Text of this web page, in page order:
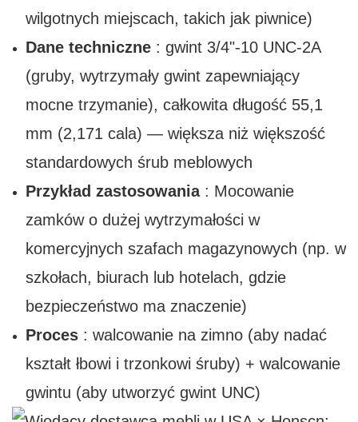
wilgotnych miejscach, takich jak piwnice)
Dane techniczne: gwint 3/4"-10 UNC-2A
(gruby, wytrzymały gwint zapewniający
mocne trzymanie), całkowita długość 55,1
mm (2,171 cala) — większa niż większość
standardowych śrub meblowych
Przykład zastosowania: Mocowanie
zamków o dużej wytrzymałości w
komercyjnych szafach magazynowych (np. w
szkołach, biurach lub hotelach, gdzie
bezpieczeństwo ma znaczenie)
Proces: walcowanie na zimno (aby nadać
kształt łbowi i trzonkowi śruby) + walcowanie
gwintu (aby utworzyć gwint UNC)